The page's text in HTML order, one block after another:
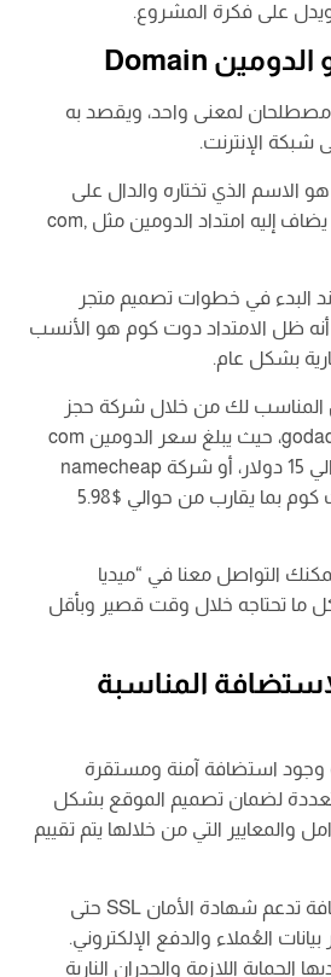
على فكرة المشروع.
مصطلحان لمعنى واحد، ويقصد به
الإنترنت.
الذي تختاره والدال على
نشاطك، ذلك بعد ذلك يضاف إليه امتداد الدومين مثل com,
البدء في خطوات تصميم متجر
أنه ظل الامتداد دوت كوم هو الأنسب
بشكل عام.
المناسب لك من خلال شركة حجز
الدومينات الشهيرة godaddy، حيث يبلغ سعر الدومين com
مُقابل ما يقارب من حوالي 15 دولار، أو شركة namecheap
والتي تقدم دومين دوت كوم بما يقارب من حوالي $5.98
التواصل معنا في “ميديا
تحتاجه خلال وقت قصير وبأقل
المناسبة
وجود استضافة آمنة ومستقرة
لضمان تصميم الموقع بشكل
والمعايير التي من خلالها يتم تقييم
أن تكون الاستضافة تدعم شهادة الأمان SSL حتى
العُملاء والدفع الإلكتروني.
الحماية اللازمة والجدران النارية